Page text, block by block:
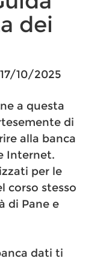
dei
10/2025
a questa
di
alla banca
Internet.
per le
corso stesso
di Pane e
dati ti